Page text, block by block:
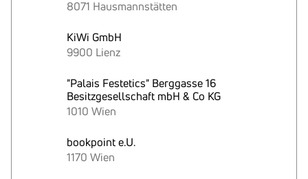
8071 Hausmannstätten
KiWi GmbH
9900 Lienz
"Palais Festetics" Berggasse 16
Besitzgesellschaft mbH & Co KG
1010 Wien
bookpoint e.U.
1170 Wien